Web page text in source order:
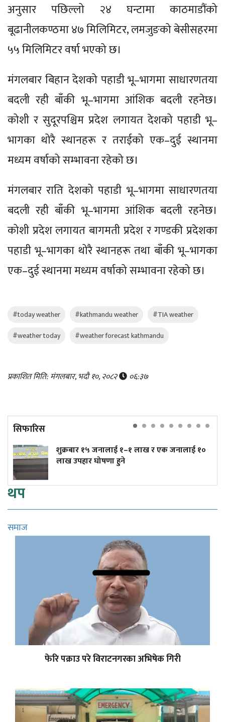
अनुसार पछिल्लो २४ घन्टामा काठमाडौंको
बूढानीलकण्ठमा ४७ मिलिमिटर, लमजुङको बेसीसहरमा
५५ मिलिमिटर वर्षा भएको छ।
मंगलबार बिहान देशको पहाडी भू–भागमा साधारणतया
बदली रही बाँकी भू–भागमा आंशिक बदली रहनेछ।
कोशी र सुदूरपश्चिम प्रदेश लगायत देशको पहाडी भू–
भागका थोरै स्थानहरू र तराईको एक–दुई स्थानमा
मध्यम वर्षाको सम्भावना रहेको छ।
मंगलबार राति देशको पहाडी भू–भागमा साधारणतया
बदली रही बाँकी भू–भागमा आंशिक बदली रहनेछ।
कोशी प्रदेश लगायत बागमती प्रदेश र गण्डकी प्रदेशका
पहाडी भू–भागका थोरै स्थानहरू तथा बाँकी भू–भागका
एक–दुई स्थानमा मध्यम वर्षाको सम्भावना रहेको छ।
#today weather #kathmandu weather
#TIA weather
#weather today
#weather forecast kathmandu
प्रकाशित मिति: मंगलबार, भदौ १०, २०८२ ०६:३७
सिफारिस
शुक्रबार १५ जनालाई १–१ लाख र एक जनालाई १०
लाख उपहार घोषणा हुने
थप
समाज
फेरि पक्राउ परे विराटनगरका अभिषेक गिरी